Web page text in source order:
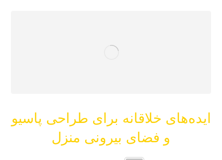
ایده‌های خلاقانه برای طراحی پاسیو
و فضای بیرونی منزل